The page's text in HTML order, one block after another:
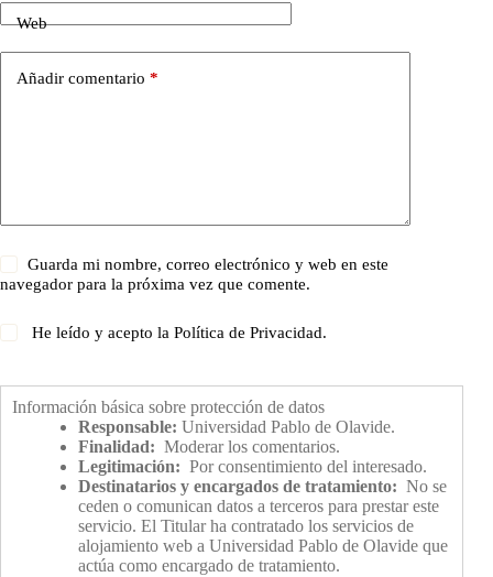
Web
Añadir comentario *
Guarda mi nombre, correo electrónico y web en este
navegador para la próxima vez que comente.
He leído y acepto laPolítica de Privacidad.
Información básica sobre protección de datos
Responsable: Universidad Pablo de Olavide.
Finalidad: Moderar los comentarios.
Legitimación: Por consentimiento del interesado.
Destinatarios y encargados de tratamiento: No se
ceden o comunican datos a terceros para prestar este
servicio. El Titular ha contratado los servicios de
alojamiento web a Universidad Pablo de Olavide que
actúa como encargado de tratamiento.